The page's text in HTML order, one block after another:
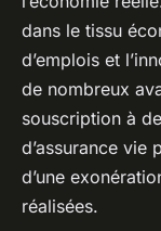
dans le tissu
d’emplois et
de nombreux
souscription à
d’assurance vie
d’une
réalisées.